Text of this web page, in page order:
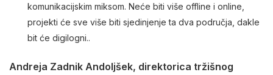
komunikacijskim miksom. Neće biti više offline i online,
projekti će sve više biti sjedinjenje ta dva područja, dakle
bit će digilogni..
Andreja Zadnik Andoljšek, direktorica tržišnog